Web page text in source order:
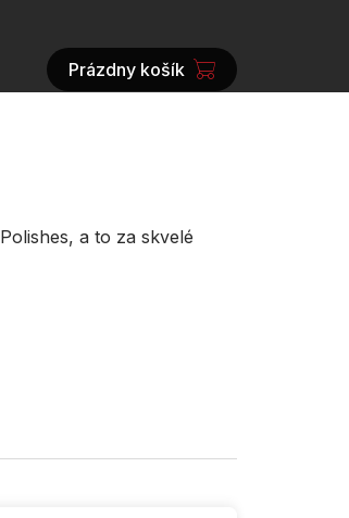
NÁKUPNÝ
Prázdny košík
a to za skvelé